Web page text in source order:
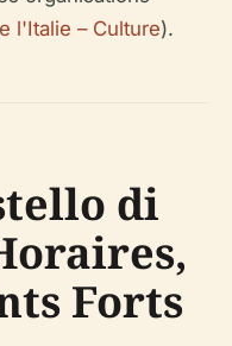
l'Italie – Culture).
di
Forts